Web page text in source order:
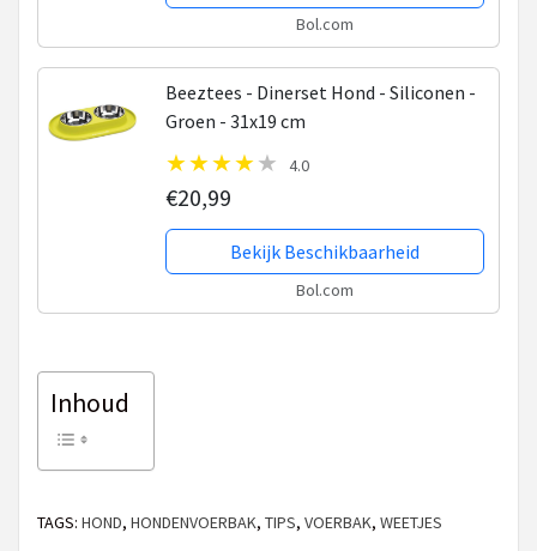
Bol.com
Beeztees - Dinerset Hond - Siliconen -
Groen - 31x19 cm
4.0
€20,99
Bekijk Beschikbaarheid
Bol.com
Inhoud
TAGS: HOND, HONDENVOERBAK, TIPS, VOERBAK, WEETJES